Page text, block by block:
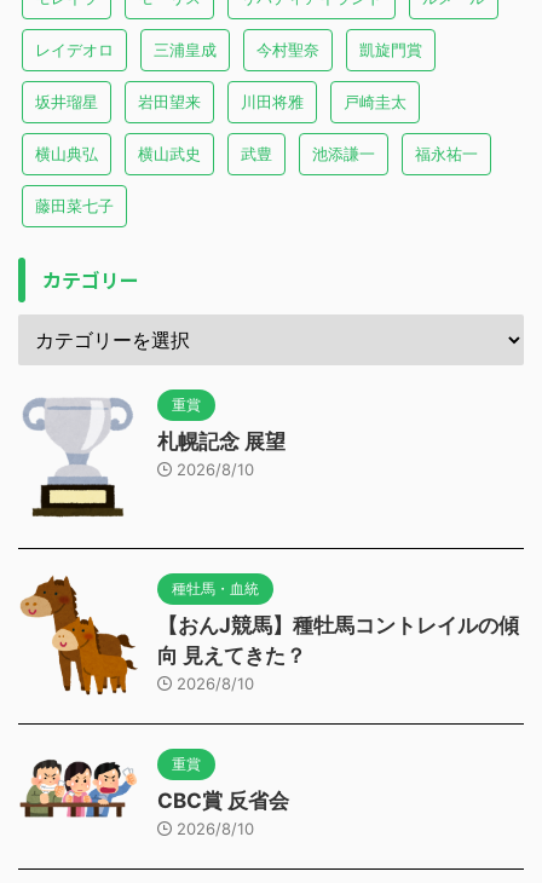
レイデオロ 三浦皇成 今村聖奈 凱旋門賞
坂井瑠星 岩田望来 川田将雅 戸崎圭太
横山典弘 横山武史 武豊 池添謙一 福永祐一
藤田菜七子
カテゴリー
重賞
札幌記念 展望
2026/8/10
種牡馬・血統
【おんJ競馬】種牡馬コントレイルの傾
向 見えてきた？
2026/8/10
重賞
CBC賞 反省会
2026/8/10